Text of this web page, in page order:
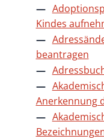
Kindes
beantragen
Anerkennung